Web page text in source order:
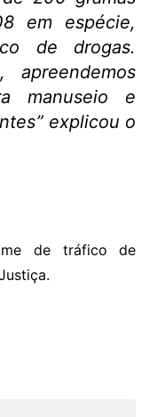
em espécie,
de drogas.
apreendemos
manuseio e
” explicou o
de tráfico de